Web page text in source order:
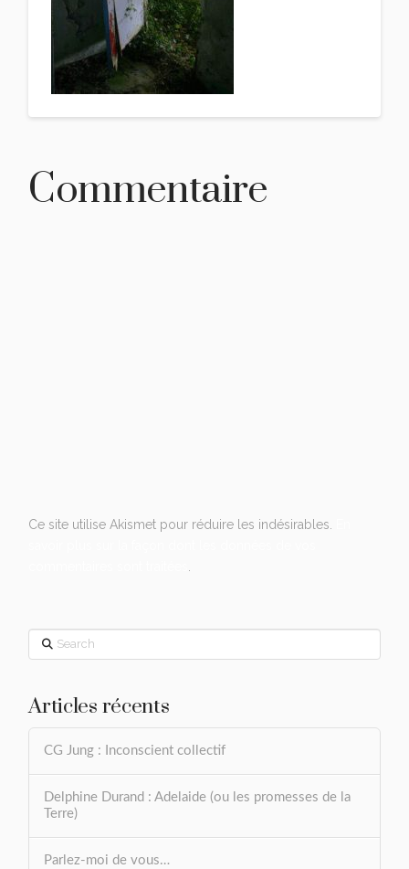
Commentaire
Ce site utilise Akismet pour réduire les indésirables.
Search
Articles récents
CG Jung : Inconscient collectif
Delphine Durand : Adelaide (ou les promesses de la
Terre)
Parlez-moi de vous…